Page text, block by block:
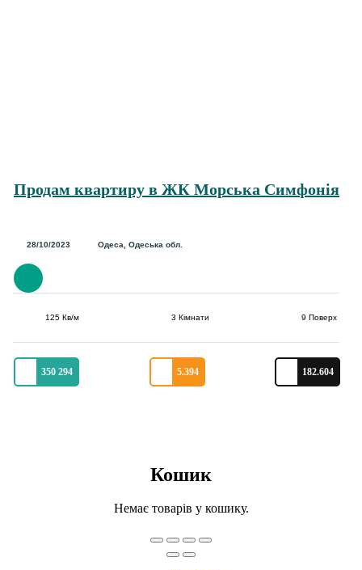
28/10/2023 Одеса, Одеська обл.
Продам квартиру в ЖК Морська Симфонія
125 Кв/м 3 Кімнати 9 Поверх
350 294 5.394 182.604
Кошик
Немає товарів у кошику.